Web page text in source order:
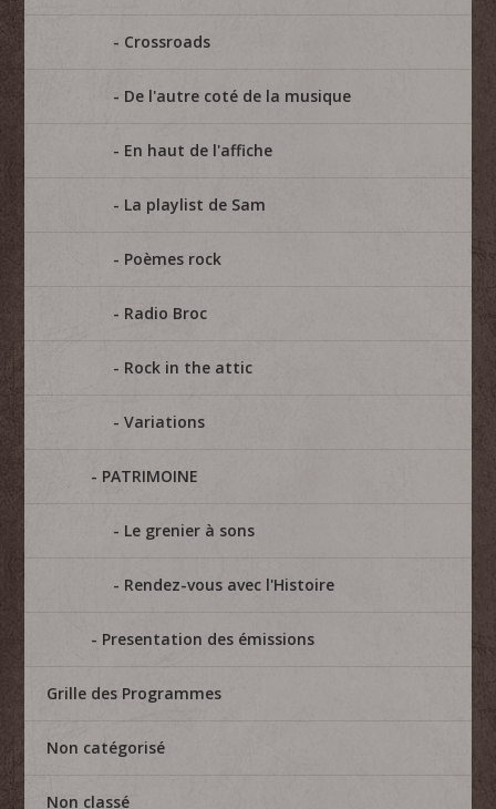
Crossroads
De l'autre coté de la musique
En haut de l'affiche
La playlist de Sam
Poèmes rock
Radio Broc
Rock in the attic
Variations
PATRIMOINE
Le grenier à sons
Rendez-vous avec l'Histoire
Presentation des émissions
Grille des Programmes
Non catégorisé
Non classé